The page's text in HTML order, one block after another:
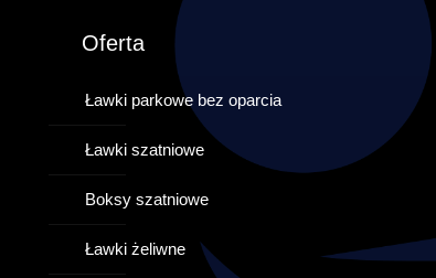
Oferta
Ławki parkowe bez oparcia
Ławki szatniowe
Boksy szatniowe
Ławki żeliwne